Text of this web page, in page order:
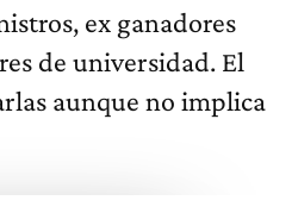
ex ganadores
de universidad. El
aunque no implica